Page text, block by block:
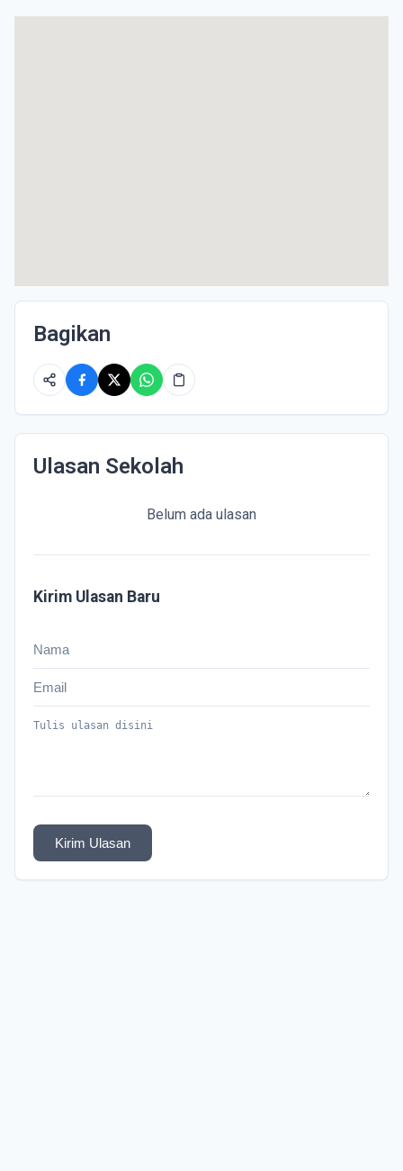
Bagikan
Ulasan Sekolah
Belum ada ulasan
Kirim Ulasan Baru
Kirim Ulasan